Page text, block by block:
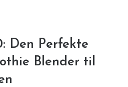
Den Perfekte
Blender til